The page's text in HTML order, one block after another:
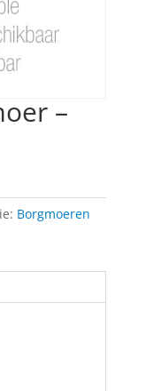
–
Borgmoeren